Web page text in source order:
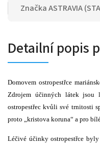
ZnačkaASTRAVIA
Detailní popis
Domovem ostropestřce
Zdrojem účinných látek jsou
ostropestřec kvůli své trnitosti
proto „kristova koruna“ a pro
Léčivé účinky ostropestřce